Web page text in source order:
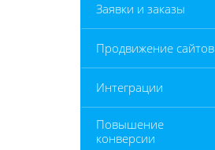
Заявки и заказы
Продвижение сайтов
Интеграции
Повышение
конверсии